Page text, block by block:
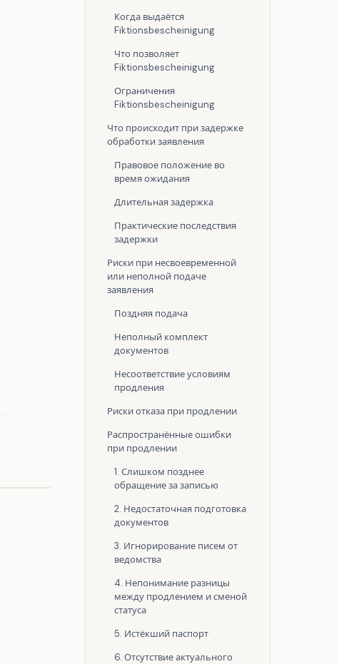
Когда выдаётся
Fiktionsbescheinigung
Что позволяет
Fiktionsbescheinigung
Ограничения
Fiktionsbescheinigung
Что происходит при задержке
обработки заявления
Правовое положение во
время ожидания
Длительная задержка
Практические последствия
задержки
Риски при несвоевременной
или неполной подаче
заявления
Поздняя подача
Неполный комплект
документов
Несоответствие условиям
продления
Риски отказа при продлении
Распространённые ошибки
при продлении
1. Слишком позднее
обращение за записью
2. Недостаточная подготовка
документов
3. Игнорирование писем от
ведомства
4. Непонимание разницы
между продлением и сменой
статуса
5. Истёкший паспорт
6. Отсутствие актуального